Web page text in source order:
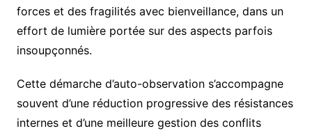
forces et des fragilités avec bienveillance, dans un
effort de lumière portée sur des aspects parfois
insoupçonnés.
Cette démarche d’auto-observation s’accompagne
souvent d’une réduction progressive des résistances
internes et d’une meilleure gestion des conflits